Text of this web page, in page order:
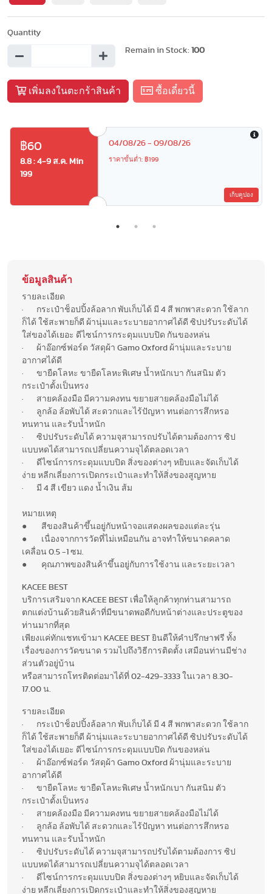
Quantity
Remain in Stock: 100
เพิ่มลงในตะกร้าสินค้า ซื้อเดี๋ยวนี้
฿60
8.8 : 4-9 ส.ค. Min
199
04/08/26 - 09/08/26
ราคาขั้นต่ำ: ฿199
เก็บคูปอง
ข้อมูลสินค้า
รายละเอียด
· กระเป๋าช็อปปิ้งล้อลาก พับเก็บได้ มี 4 สี พกพาสะดวก ใช้ลาก
ก็ได้ ใช้สะพายก็ดี ผ้านุ่มและระบายอากาศได้ดี ซิปปรับระดับได้
ใส่ของได้เยอะ ดีไซน์การกระดุมแบบปิด กันของหล่น
· ผ้าอ๊อกซ์ฟอร์ด วัสดุผ้า Gamo Oxford ผ้านุ่มและระบาย
อากาศได้ดี
· ขายืดโลหะ ขายืดโลหะพิเศษ น้ำหนักเบา กันสนิม ตัว
กระเป๋าตั้งเป็นทรง
· สายคล้องมือ มีความคงทน ขยายสายคล้องมือไม่ได้
· ลูกล้อ ล้อพับได้ สะดวกและไร้ปัญหา ทนต่อการสึกหรอ
ทนทาน และรับน้ำหนัก
· ซิปปรับระดับได้ ความจุสามารถปรับได้ตามต้องการ ซิป
แบบหดได้สามารถเปลี่ยนความจุได้ตลอดเวลา
· ดีไซน์การกระดุมแบบปิด สิ่งของต่างๆ หยิบและจัดเก็บได้
ง่าย หลีกเลี่ยงการเปิดกระเป๋าและทำให้สิ่งของสูญหาย
· มี 4 สี เขียว แดง น้ำเงิน ส้ม
หมายเหตุ
● สีของสินค้าขึ้นอยู่กับหน้าจอแสดงผลของแต่ละรุ่น
● เนื่องจากการวัดที่ไม่เหมือนกัน อาจทำให้ขนาดคลาด
เคลื่อน 0.5 -1 ซม.
● คุณภาพของสินค้าขึ้นอยู่กับการใช้งาน และระยะเวลา
KACEE BEST
บริการเสริมจาก KACEE BEST เพื่อให้ลูกค้าทุกท่านสามารถ
ตกแต่งบ้านด้วยสินค้าที่มีขนาดพอดีกับหน้าต่างและประตูของ
ท่านมากที่สุด
เพียงแค่ทักแชทเข้ามา KACEE BEST ยินดีให้คำปรึกษาฟรี ทั้ง
เรื่องของการวัดขนาด รวมไปถึงวิธีการติดตั้ง เสมือนท่านมีช่าง
ส่วนตัวอยู่บ้าน
หรือสามารถโทรติดต่อมาได้ที่ 02-429-3333 ในเวลา 8.30-
17.00 น.
รายละเอียด
· กระเป๋าช็อปปิ้งล้อลาก พับเก็บได้ มี 4 สี พกพาสะดวก ใช้ลาก
ก็ได้ ใช้สะพายก็ดี ผ้านุ่มและระบายอากาศได้ดี ซิปปรับระดับได้
ใส่ของได้เยอะ ดีไซน์การกระดุมแบบปิด กันของหล่น
· ผ้าอ๊อกซ์ฟอร์ด วัสดุผ้า Gamo Oxford ผ้านุ่มและระบาย
อากาศได้ดี
· ขายืดโลหะ ขายืดโลหะพิเศษ น้ำหนักเบา กันสนิม ตัว
กระเป๋าตั้งเป็นทรง
· สายคล้องมือ มีความคงทน ขยายสายคล้องมือไม่ได้
· ลูกล้อ ล้อพับได้ สะดวกและไร้ปัญหา ทนต่อการสึกหรอ
ทนทาน และรับน้ำหนัก
· ซิปปรับระดับได้ ความจุสามารถปรับได้ตามต้องการ ซิป
แบบหดได้สามารถเปลี่ยนความจุได้ตลอดเวลา
· ดีไซน์การกระดุมแบบปิด สิ่งของต่างๆ หยิบและจัดเก็บได้
ง่าย หลีกเลี่ยงการเปิดกระเป๋าและทำให้สิ่งของสูญหาย